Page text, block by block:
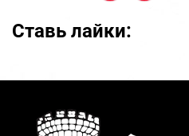
Ставь лайки: